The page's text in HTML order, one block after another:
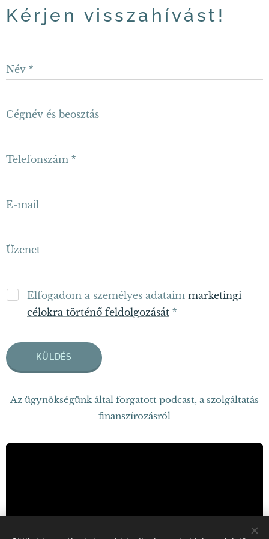
Kérjen visszahívást!
Név
Cégnév és beosztás
Telefonszám
E-mail
Üzenet
Elfogadom a személyes adataim marketingi
célokra történő feldolgozását
KÜLDÉS
Az ügynökségünk által forgatott podcast, a szolgáltatás
finanszírozásról